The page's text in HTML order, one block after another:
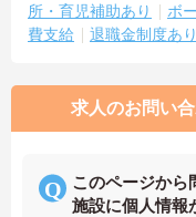
所・育児補助あり
ボ
費支給
退職金制度あり
求人のお問い
このページから
施設に個人情報